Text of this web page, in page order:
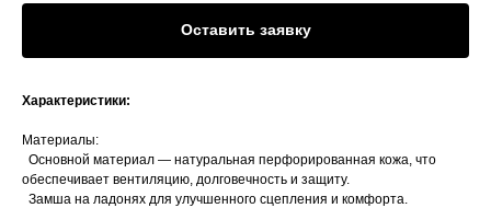
Оставить заявку
Характеристики:
Материалы:
Основной материал — натуральная перфорированная кожа, что
обеспечивает вентиляцию, долговечность и защиту.
Замша на ладонях для улучшенного сцепления и комфорта.